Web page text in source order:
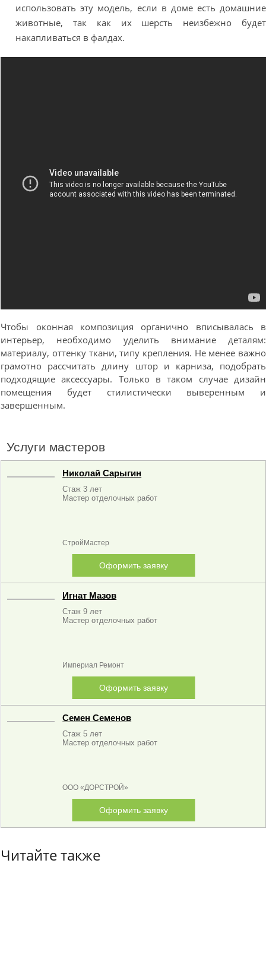
использовать эту модель, если в доме есть домашние
животные, так как их шерсть неизбежно будет
накапливаться в фалдах.
Чтобы оконная композиция органично вписывалась в
интерьер, необходимо уделить внимание деталям:
материалу, оттенку ткани, типу крепления. Не менее важно
грамотно рассчитать длину штор и карниза, подобрать
подходящие аксессуары. Только в таком случае дизайн
помещения будет стилистически выверенным и
завершенным.
Услуги мастеров
Николай Сарыгин
Стаж 3 лет
Мастер отделочных работ
СтройМастер
Оформить заявку
Игнат Мазов
Стаж 9 лет
Мастер отделочных работ
Империал Ремонт
Оформить заявку
Семен Семенов
Стаж 5 лет
Мастер отделочных работ
ООО «ДОРСТРОЙ»
Оформить заявку
Читайте также